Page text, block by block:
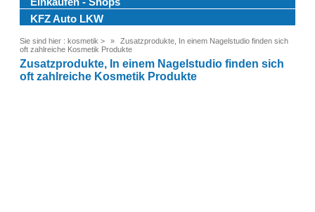
KFZ Auto LKW
Sie sind hier : kosmetik >
Zusatzprodukte, In einem Nagelstudio finden sich
oft zahlreiche Kosmetik Produkte
Zusatzprodukte, In einem Nagelstudio finden sich
oft zahlreiche Kosmetik Produkte